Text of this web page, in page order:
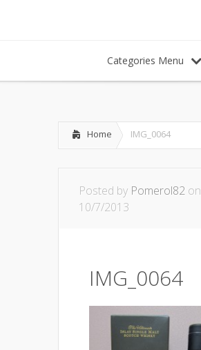
Categories Menu
Home IMG_0064
Posted by Pomerol82 on
10/7/2013
IMG_0064